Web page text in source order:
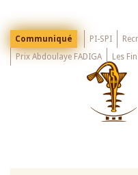
mainMenu
Top
Communiqué PI-SPI
Prix Abdoulaye FADIGA
Les